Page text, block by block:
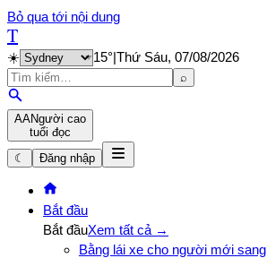
Bỏ qua tới nội dung
T
☀️ 15°|Thứ Sáu, 07/08/2026
⌕
AANgười cao
tuổi đọc
☾
Đăng nhập
Bắt đầu
Bắt đầuXem tất cả →
Bằng lái xe cho người mới sang